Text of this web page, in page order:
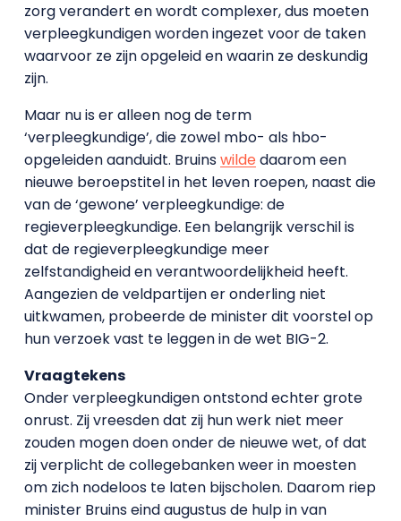
zorg verandert en wordt complexer, dus moeten
verpleegkundigen worden ingezet voor de taken
waarvoor ze zijn opgeleid en waarin ze deskundig
zijn.
Maar nu is er alleen nog de term
‘verpleegkundige’, die zowel mbo- als hbo-
opgeleiden aanduidt. Bruinswildedaarom een
nieuwe beroepstitel in het leven roepen, naast die
van de ‘gewone’ verpleegkundige: de
regieverpleegkundige. Een belangrijk verschil is
dat de regieverpleegkundige meer
zelfstandigheid en verantwoordelijkheid heeft.
Aangezien de veldpartijen er onderling niet
uitkwamen, probeerde de minister dit voorstel op
hun verzoek vast te leggen in de wet BIG-2.
Vraagtekens
Onder verpleegkundigen ontstond echter grote
onrust. Zij vreesden dat zij hun werk niet meer
zouden mogen doen onder de nieuwe wet, of dat
zij verplicht de collegebanken weer in moesten
om zich nodeloos te laten bijscholen. Daarom riep
minister Bruins eind augustus de hulp in van